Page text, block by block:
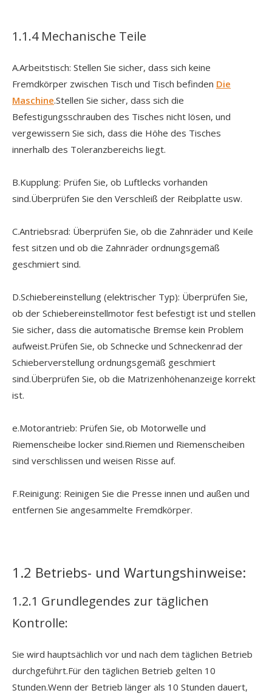
1.1.4 Mechanische Teile
A.Arbeitstisch: Stellen Sie sicher, dass sich keine
Fremdkörper zwischen Tisch und Tisch befinden Die
Maschine.Stellen Sie sicher, dass sich die
Befestigungsschrauben des Tisches nicht lösen, und
vergewissern Sie sich, dass die Höhe des Tisches
innerhalb des Toleranzbereichs liegt.
B.Kupplung: Prüfen Sie, ob Luftlecks vorhanden
sind.Überprüfen Sie den Verschleiß der Reibplatte usw.
C.Antriebsrad: Überprüfen Sie, ob die Zahnräder und Keile
fest sitzen und ob die Zahnräder ordnungsgemäß
geschmiert sind.
D.Schiebereinstellung (elektrischer Typ): Überprüfen Sie,
ob der Schiebereinstellmotor fest befestigt ist und stellen
Sie sicher, dass die automatische Bremse kein Problem
aufweist.Prüfen Sie, ob Schnecke und Schneckenrad der
Schieberverstellung ordnungsgemäß geschmiert
sind.Überprüfen Sie, ob die Matrizenhöhenanzeige korrekt
ist.
e.Motorantrieb: Prüfen Sie, ob Motorwelle und
Riemenscheibe locker sind.Riemen und Riemenscheiben
sind verschlissen und weisen Risse auf.
F.Reinigung: Reinigen Sie die Presse innen und außen und
entfernen Sie angesammelte Fremdkörper.
1.2 Betriebs- und Wartungshinweise:
1.2.1 Grundlegendes zur täglichen
Kontrolle:
Sie wird hauptsächlich vor und nach dem täglichen Betrieb
durchgeführt.Für den täglichen Betrieb gelten 10
Stunden.Wenn der Betrieb länger als 10 Stunden dauert,